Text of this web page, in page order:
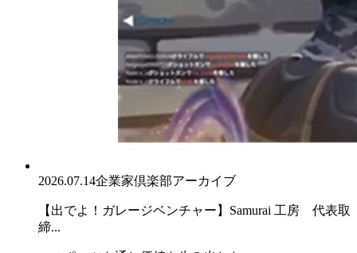
2026.07.14企業家倶楽部アーカイブ
【出でよ！ガレージベンチャー】Samurai 工房 代表取
締...